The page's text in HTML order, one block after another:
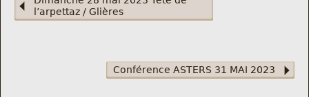
l’arpettaz / Glières
Conférence ASTERS 31 MAI 2023